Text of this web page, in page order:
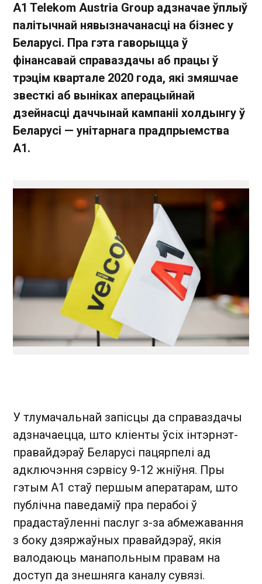
A1 Telekom Austria Group адзначае ўплыў
палітычнай нявызначанасці на бізнес у
Беларусі. Пра гэта гаворыцца ў
фінансавай справаздачы аб працы ў
трэцім квартале 2020 года, які змяшчае
звесткі аб выніках аперацыйнай
дзейнасці даччынай кампаніі холдынгу ў
Беларусі — унітарнага прадпрыемства
А1.
У тлумачальнай запісцы да справаздачы
адзначаецца, што кліенты ўсіх інтэрнэт-
правайдэраў Беларусі пацярпелі ад
адключэння сэрвісу 9-12 жніўня. Пры
гэтым А1 стаў першым аператарам, што
публічна паведаміў пра перабоі ў
прадастаўленні паслуг з-за абмежавання
з боку дзяржаўных правайдэраў, якія
валодаюць манапольным правам на
доступ да знешняга каналу сувязі.